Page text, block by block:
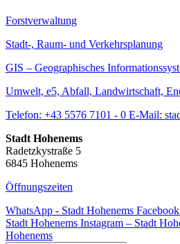
Forstverwaltung
Stadt-, Raum- und Verkehrsplanung
GIS – Geographisches
Umwelt, e5, Abfall, Landwirtschaft,
Telefon: +43 5576 7101 - 0 E-Mail:
Stadt Hohenems
Radetzkystraße 5
6845 Hohenems
Öffnungszeiten
WhatsApp - Stadt Hohenems
Stadt Hohenems Instagram – Stadt
Hohenems